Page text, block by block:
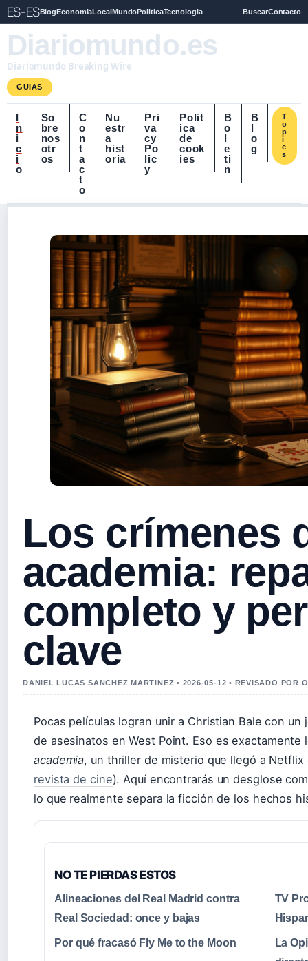
ES-ESBlogEconomiaLocalMundoPoliticaTecnologia BuscarContacto
Diariomundo.es
Diariomundo Breaking Wire
GUIAS
I
n
i
c
i
o
So
bre
nos
otr
os
C
o
n
t
a
c
t
o
Nu
estr
a
hist
oria
Pri
va
cy
Po
lic
y
Polit
ica
de
cook
ies
B
o
l
e
ti
n
B
l
o
g
T
o
p
i
c
s
Los crímenes
academia:
completo y
clave
DANIEL LUCAS SANCHEZ MARTINEZ • 2026-05-12 • REVISADO POR
Pocas películas logran unir a Christian Bale con
de asesinatos en West Point. Eso es
academia, un thriller de misterio que llegó a
revista de cine). Aquí encontrarás un desglose
lo que realmente separa la ficción de los hechos
NO TE PIERDAS ESTOS
Alineaciones del Real Madrid contra
Real Sociedad: once y bajas
TV
Por qué fracasó Fly Me to the Moon
La